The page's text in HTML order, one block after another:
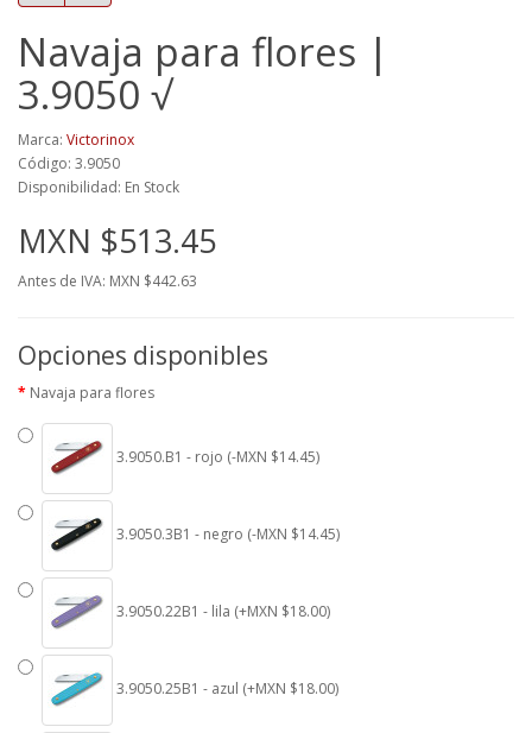
Navaja para flores |
3.9050 √
Marca: Victorinox
Código: 3.9050
Disponibilidad: En Stock
MXN $513.45
Antes de IVA: MXN $442.63
Opciones disponibles
Navaja para flores
3.9050.B1 - rojo (-MXN $14.45)
3.9050.3B1 - negro (-MXN $14.45)
3.9050.22B1 - lila (+MXN $18.00)
3.9050.25B1 - azul (+MXN $18.00)